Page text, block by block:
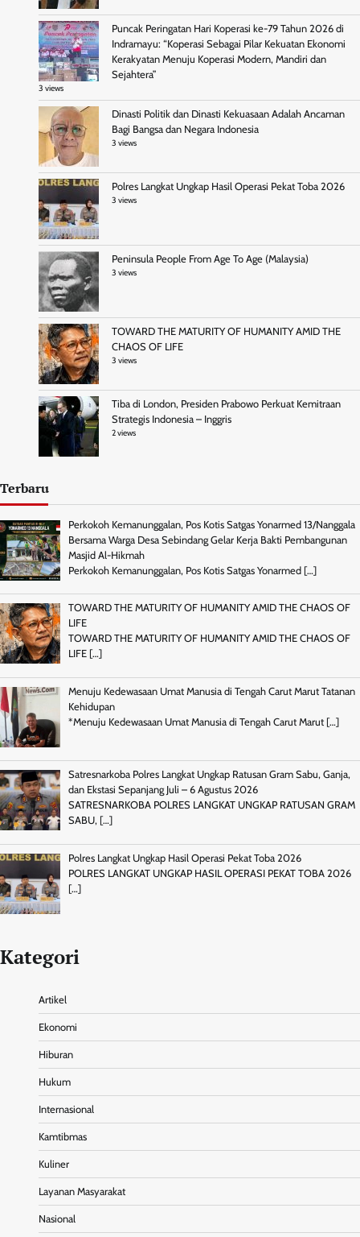
Puncak Peringatan Hari Koperasi ke-79 Tahun 2026 di
Indramayu: “Koperasi Sebagai Pilar Kekuatan Ekonomi
Kerakyatan Menuju Koperasi Modern, Mandiri dan
Sejahtera”
3 views
Dinasti Politik dan Dinasti Kekuasaan Adalah Ancaman
Bagi Bangsa dan Negara Indonesia
3 views
Polres Langkat Ungkap Hasil Operasi Pekat Toba 2026
3 views
Peninsula People From Age To Age (Malaysia)
3 views
TOWARD THE MATURITY OF HUMANITY AMID THE
CHAOS OF LIFE
3 views
Tiba di London, Presiden Prabowo Perkuat Kemitraan
Strategis Indonesia – Inggris
2 views
Terbaru
Perkokoh Kemanunggalan, Pos Kotis Satgas Yonarmed 13/Nanggala
Bersama Warga Desa Sebindang Gelar Kerja Bakti Pembangunan
Masjid Al-Hikmah
Perkokoh Kemanunggalan, Pos Kotis Satgas Yonarmed […]
TOWARD THE MATURITY OF HUMANITY AMID THE CHAOS OF
LIFE
TOWARD THE MATURITY OF HUMANITY AMID THE CHAOS OF
LIFE […]
Menuju Kedewasaan Umat Manusia di Tengah Carut Marut Tatanan
Kehidupan
*Menuju Kedewasaan Umat Manusia di Tengah Carut Marut […]
Satresnarkoba Polres Langkat Ungkap Ratusan Gram Sabu, Ganja,
dan Ekstasi Sepanjang Juli – 6 Agustus 2026
SATRESNARKOBA POLRES LANGKAT UNGKAP RATUSAN GRAM
SABU, […]
Polres Langkat Ungkap Hasil Operasi Pekat Toba 2026
POLRES LANGKAT UNGKAP HASIL OPERASI PEKAT TOBA 2026
[…]
Kategori
Artikel
Ekonomi
Hiburan
Hukum
Internasional
Kamtibmas
Kuliner
Layanan Masyarakat
Nasional